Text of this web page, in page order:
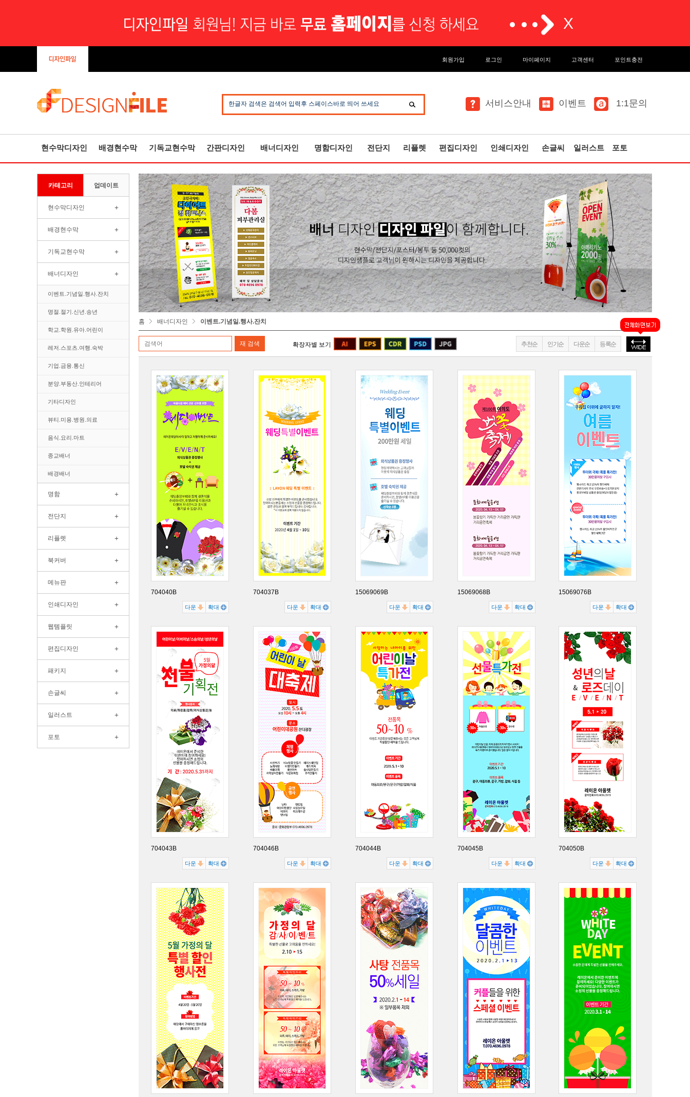
회원가입 로그인 마이페이지 고객센터 포인트충전
한글자 검색은 검색어 입력후 스페이스바로 띄어 쓰세요 서비스안내 이벤트 1:1문의
현수막디자인 배경현수막 기독교현수막 간판디자인 배너디자인 명함디자인 전단지 리플렛 편집디자인 인쇄디자인 손글씨 일러스트 포토
카테고리 업데이트
현수막디자인 +
배경현수막 +
기독교현수막 +
배너디자인 +
이벤트.기념일.행사.잔치
명절.절기.신년.송년
학교.학원.유아.어린이
레저.스포츠.여행.숙박
기업.금융.통신
분양.부동산.인테리어
기타디자인
뷰티.미용.병원.의료
음식.요리.마트
종교배너
배경배너
명함 +
전단지 +
리플렛 +
북커버 +
메뉴판 +
인쇄디자인 +
웹템플릿 +
편집디자인 +
패키지 +
손글씨 +
일러스트 +
포토 +
홈 배너디자인 이벤트.기념일.행사.잔치
확장자별 보기 등록순
다운순
인기순
추천순
704040B
다운 확대
704037B
다운 확대
15069069B
다운 확대
15069068B
다운 확대
15069076B
다운 확대
704043B
다운 확대
704046B
다운 확대
704044B
다운 확대
704045B
다운 확대
704050B
다운 확대